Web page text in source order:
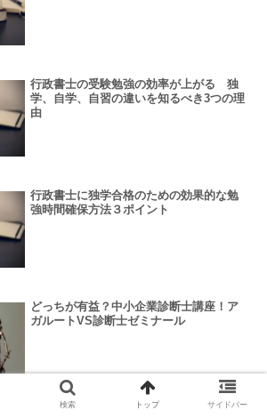
行政書士の受験勉強の効率が上がる 独
学、自学、自習の違いを知るべき3つの理
由
行政書士に独学合格のための効果的な勉
強時間確保方法３ポイント
どっちが有益？中小企業診断士講座！ア
ガルートVS診断士ゼミナール
検索 トップ サイドバー